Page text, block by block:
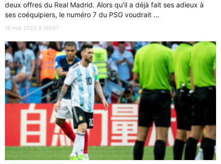
deux offres du Real Madrid. Alors qu'il a déjà fait ses adieux à
ses coéquipiers, le numéro 7 du PSG voudrait ...
16 mai 2022 à 16h07